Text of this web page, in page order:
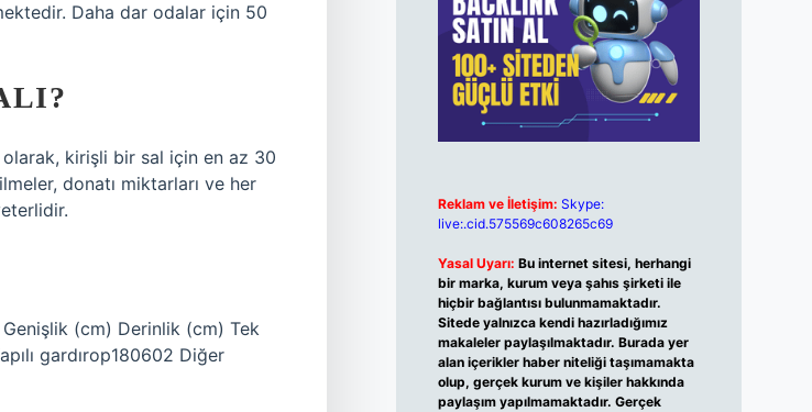
Daha dar odalar için 50
olarak, kirişli bir sal için en az 30
donatı miktarları ve her
(cm) Derinlik (cm) Tek
gardırop180602 Diğer
Reklam ve İletişim: Skype:
live:.cid.575569c608265c69
Yasal Uyarı: Bu internet sitesi, herhangi
bir marka, kurum veya şahıs şirketi ile
hiçbir bağlantısı bulunmamaktadır.
Sitede yalnızca kendi hazırladığımız
makaleler paylaşılmaktadır. Burada yer
alan içerikler haber niteliği taşımamakta
olup, gerçek kurum ve kişiler hakkında
paylaşım yapılmamaktadır. Gerçek